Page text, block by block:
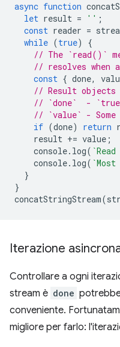
async function
let result = '' ;
const reader =
while (true)
{
// The `read()`
// resolves when
const { done,
// Result objects
// `done`  -
// `value` - Some
if (done) return
result += value ;
console. log( `Read
console. log(
}
}
concatStringStream(
Iterazione
Controllare a ogni
stream è done
conveniente.
migliore per farlo: